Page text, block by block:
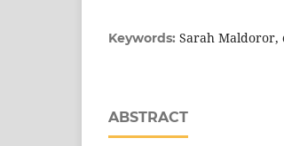
Keywords: Sarah Maldoror,
ABSTRACT